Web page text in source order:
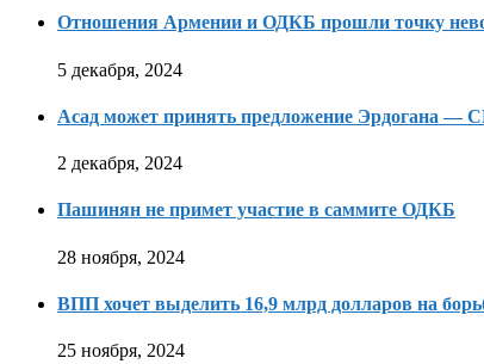
Отношения Армении и ОДКБ прошли точку
5 декабря, 2024
Асад может принять предложение Эрдогана —
2 декабря, 2024
Пашинян не примет участие в саммите ОДКБ
28 ноября, 2024
ВПП хочет выделить 16,9 млрд долларов на
25 ноября, 2024